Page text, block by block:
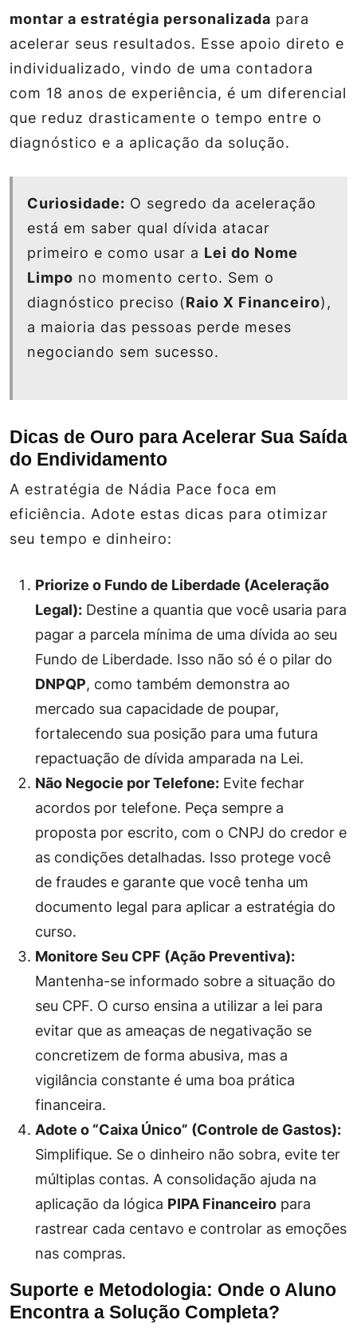
montar a estratégia personalizada para
acelerar seus resultados. Esse apoio direto e
individualizado, vindo de uma contadora
com 18 anos de experiência, é um diferencial
que reduz drasticamente o tempo entre o
diagnóstico e a aplicação da solução.
Curiosidade: O segredo da aceleração
está em saber qual dívida atacar
primeiro e como usar a Lei do Nome
Limpo no momento certo. Sem o
diagnóstico preciso (Raio X Financeiro),
a maioria das pessoas perde meses
negociando sem sucesso.
Dicas de Ouro para Acelerar Sua Saída
do Endividamento
A estratégia de Nádia Pace foca em
eficiência. Adote estas dicas para otimizar
seu tempo e dinheiro:
Priorize o Fundo de Liberdade (Aceleração
Legal): Destine a quantia que você usaria para
pagar a parcela mínima de uma dívida ao seu
Fundo de Liberdade. Isso não só é o pilar do
DNPQP, como também demonstra ao
mercado sua capacidade de poupar,
fortalecendo sua posição para uma futura
repactuação de dívida amparada na Lei.
Não Negocie por Telefone: Evite fechar
acordos por telefone. Peça sempre a
proposta por escrito, com o CNPJ do credor e
as condições detalhadas. Isso protege você
de fraudes e garante que você tenha um
documento legal para aplicar a estratégia do
curso.
Monitore Seu CPF (Ação Preventiva):
Mantenha-se informado sobre a situação do
seu CPF. O curso ensina a utilizar a lei para
evitar que as ameaças de negativação se
concretizem de forma abusiva, mas a
vigilância constante é uma boa prática
financeira.
Adote o “Caixa Único” (Controle de Gastos):
Simplifique. Se o dinheiro não sobra, evite ter
múltiplas contas. A consolidação ajuda na
aplicação da lógica PIPA Financeiro para
rastrear cada centavo e controlar as emoções
nas compras.
Suporte e Metodologia: Onde o Aluno
Encontra a Solução Completa?